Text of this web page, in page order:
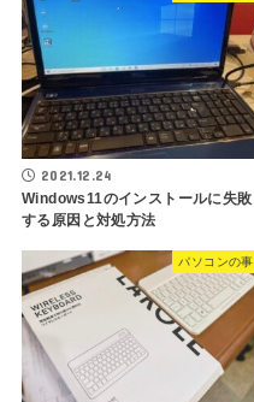
2021.12.24
Windows11のインストールに失敗
する原因と対処方法
パソコンの事